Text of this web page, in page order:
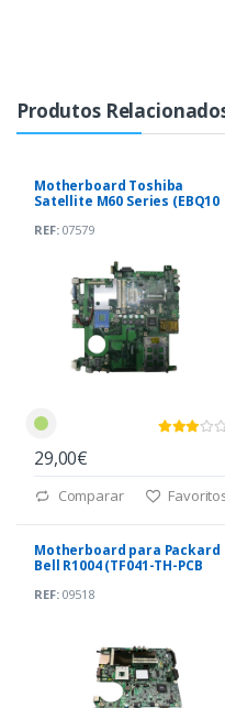
Produtos
Motherboard Toshiba
Satellite M60 Series (EBQ10
REF:07579
29,00€
Comparar
Motherboard para Packard
Bell R1004 (TF041-TH-PCB
REF:09518